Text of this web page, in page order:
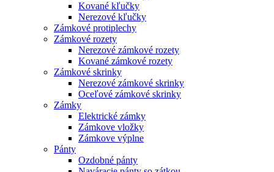
Kované kľučky
Nerezové kľučky
Zámkové protiplechy
Zámkové rozety
Nerezové zámkové rozety
Kované zámkové rozety
Zámkové skrinky
Nerezové zámkové skrinky
Oceľové zámkové skrinky
Zámky
Elektrické zámky
Zámkove vložky
Zámkove výplne
Pánty
Ozdobné pánty